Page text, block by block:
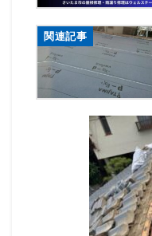
関連記事